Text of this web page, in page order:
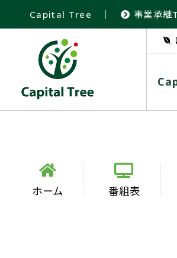
Capital Tree ｜ 事業承継
ホーム 番組表